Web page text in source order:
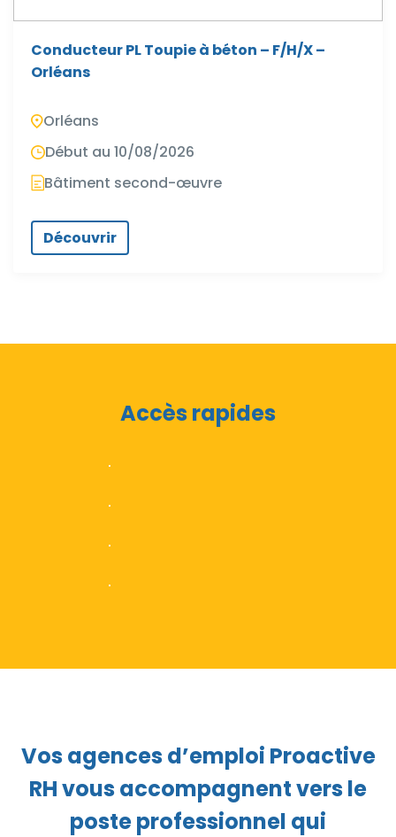
Conducteur PL Toupie à béton – F/H/X –
Orléans
Orléans
Début au 10/08/2026
Bâtiment second-œuvre
Découvrir
Accès rapides
Bénéficiez de services spécifiques
dédiés à votre emploi
Nous recherchons 681 profils !
Déposez votre candidature
Rejoindre le réseau Proactive
Vos agences d’emploi Proactive
RH vous accompagnent vers le
poste professionnel qui